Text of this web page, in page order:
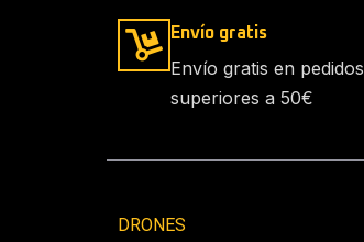
Envío gratis
Envío gratis en pedidos
superiores a 50€
DRONES